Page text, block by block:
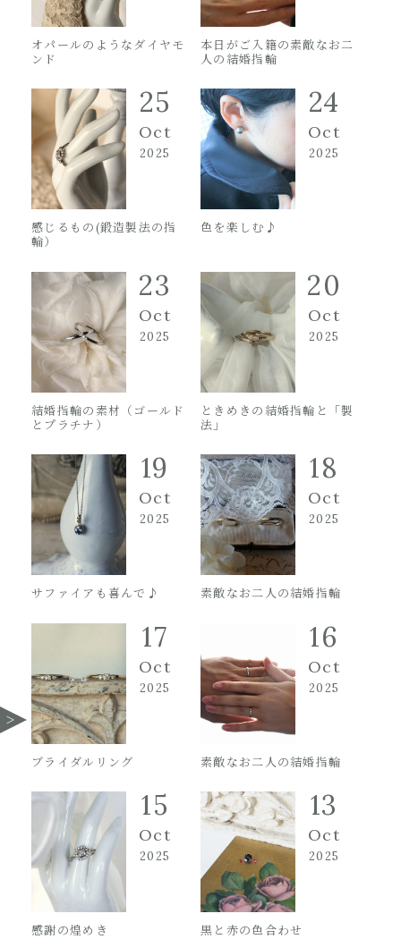
オパールのようなダイヤモ
ンド
本日がご入籍の素敵なお二
人の結婚指輪
25
Oct
2025
感じるもの(鍛造製法の指
輪）
24
Oct
2025
色を楽しむ♪
23
Oct
2025
結婚指輪の素材（ゴールド
とプラチナ）
20
Oct
2025
ときめきの結婚指輪と「製
法」
19
Oct
2025
サファイアも喜んで♪
18
Oct
2025
素敵なお二人の結婚指輪
17
Oct
2025
ブライダルリング
16
Oct
2025
素敵なお二人の結婚指輪
15
Oct
2025
感謝の煌めき
13
Oct
2025
黒と赤の色合わせ